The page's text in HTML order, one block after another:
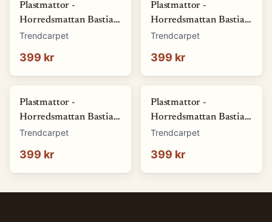
Plastmattor -
Horredsmattan Bastian
(grön) (Storlek: 70 x 50
Trendcarpet
399 kr
Plastmattor -
Horredsmattan Bastian
(röd) (Storlek: 70 x 50
Trendcarpet
399 kr
Plastmattor -
Horredsmattan Bastian
(blå) (Storlek: 70 x 50
Trendcarpet
399 kr
Plastmattor -
Horredsmattan Bastian
(brun) (Storlek: 70 x 50
Trendcarpet
399 kr